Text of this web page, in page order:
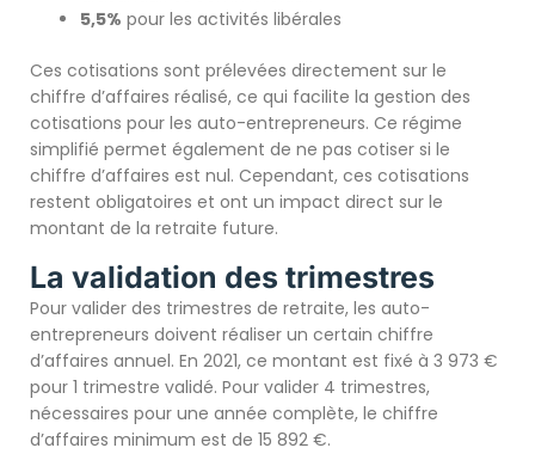
5,5% pour les activités libérales
Ces cotisations sont prélevées directement sur le
chiffre d’affaires réalisé, ce qui facilite la gestion des
cotisations pour les auto-entrepreneurs. Ce régime
simplifié permet également de ne pas cotiser si le
chiffre d’affaires est nul. Cependant, ces cotisations
restent obligatoires et ont un impact direct sur le
montant de la retraite future.
La validation des trimestres
Pour valider des trimestres de retraite, les auto-
entrepreneurs doivent réaliser un certain chiffre
d’affaires annuel. En 2021, ce montant est fixé à 3 973 €
pour 1 trimestre validé. Pour valider 4 trimestres,
nécessaires pour une année complète, le chiffre
d’affaires minimum est de 15 892 €.